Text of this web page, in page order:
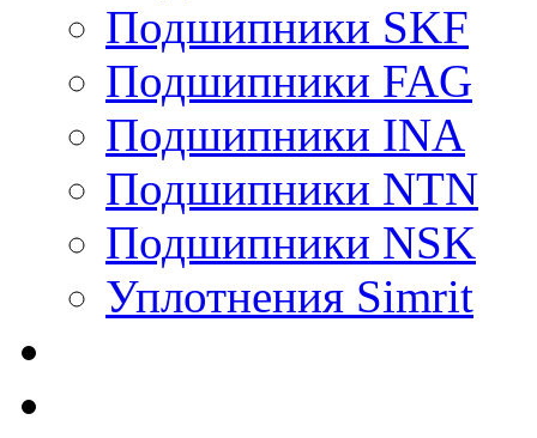
Подшипники SKF
Подшипники FAG
Подшипники INA
Подшипники NTN
Подшипники NSK
Уплотнения Simrit